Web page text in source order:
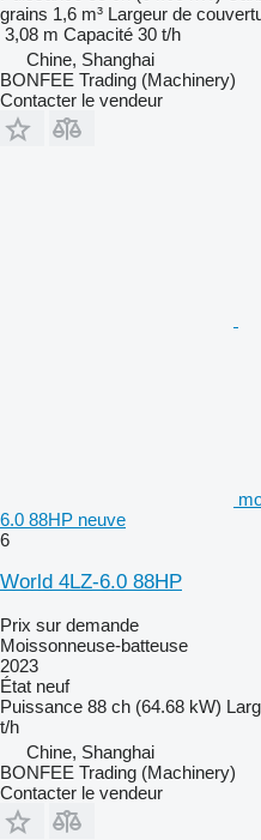
grains 1,6 m³ Largeur de
3,08 m Capacité 30 t/h
Chine, Shanghai
BONFEE Trading (Machinery)
Contacter le vendeur
6.0 88HP neuve
6
World 4LZ-6.0 88HP
Prix sur demande
Moissonneuse-batteuse
2023
État neuf
Puissance 88 ch (64.68 kW)
t/h
Chine, Shanghai
BONFEE Trading (Machinery)
Contacter le vendeur